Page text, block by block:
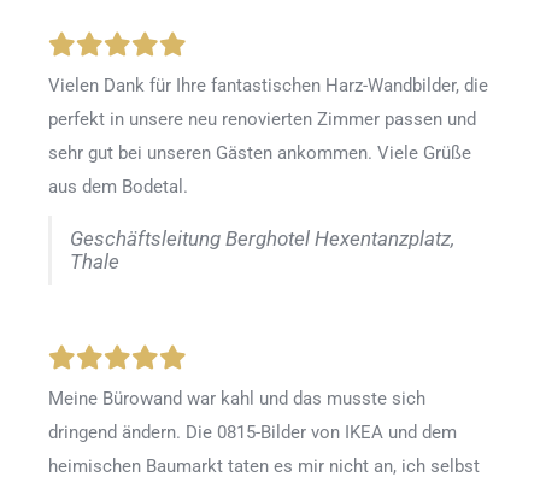
Vielen Dank für Ihre fantastischen Harz-Wandbilder, die
perfekt in unsere neu renovierten Zimmer passen und
sehr gut bei unseren Gästen ankommen. Viele Grüße
aus dem Bodetal.
Geschäftsleitung Berghotel Hexentanzplatz,
Thale
Meine Bürowand war kahl und das musste sich
dringend ändern. Die 0815-Bilder von IKEA und dem
heimischen Baumarkt taten es mir nicht an, ich selbst